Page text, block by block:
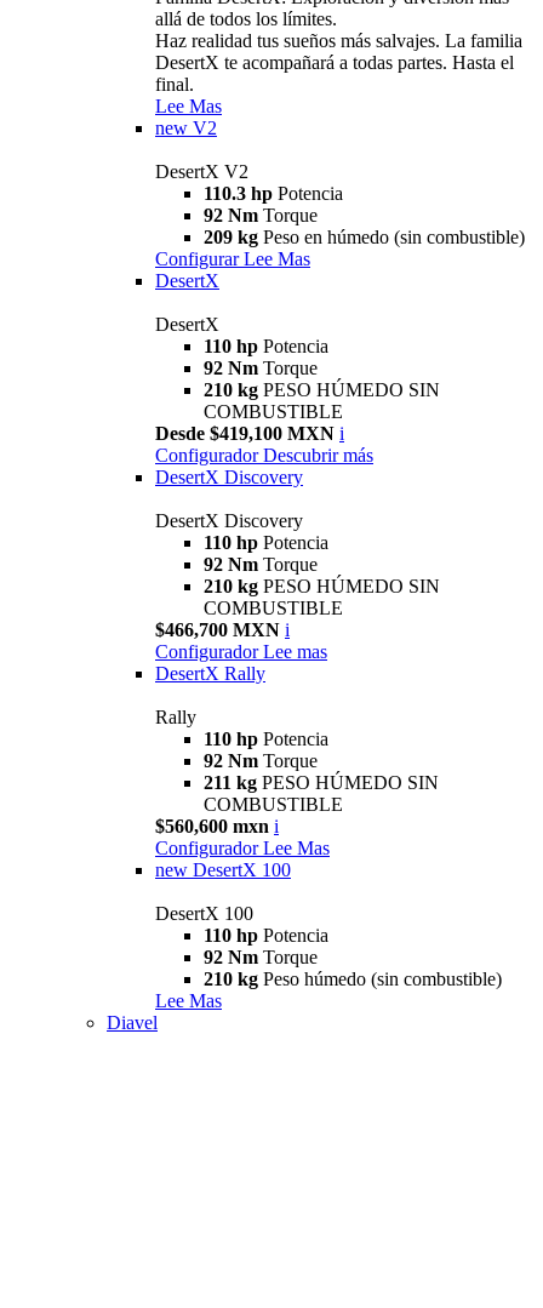
allá de todos los límites.
Haz realidad tus sueños más salvajes. La familia
DesertX te acompañará a todas partes. Hasta el
final.
Lee Mas
new V2
DesertX V2
110.3 hp Potencia
92 Nm Torque
209 kg Peso en húmedo (sin combustible)
Configurar Lee Mas
DesertX
DesertX
110 hp Potencia
92 Nm Torque
210 kg PESO HÚMEDO SIN
COMBUSTIBLE
Desde $419,100 MXN i
Configurador Descubrir más
DesertX Discovery
DesertX Discovery
110 hp Potencia
92 Nm Torque
210 kg PESO HÚMEDO SIN
COMBUSTIBLE
$466,700 MXN i
Configurador Lee mas
DesertX Rally
Rally
110 hp Potencia
92 Nm Torque
211 kg PESO HÚMEDO SIN
COMBUSTIBLE
$560,600 mxn i
Configurador Lee Mas
new DesertX 100
DesertX 100
110 hp Potencia
92 Nm Torque
210 kg Peso húmedo (sin combustible)
Lee Mas
Diavel